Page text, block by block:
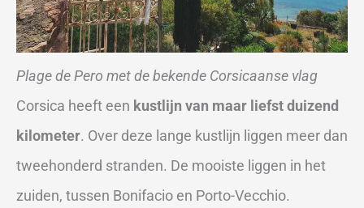
Plage de Pero met de bekende Corsicaanse vlag
Corsica heeft een kustlijn van maar liefst duizend
kilometer. Over deze lange kustlijn liggen meer dan
tweehonderd stranden. De mooiste liggen in het
zuiden, tussen Bonifacio en Porto-Vecchio.